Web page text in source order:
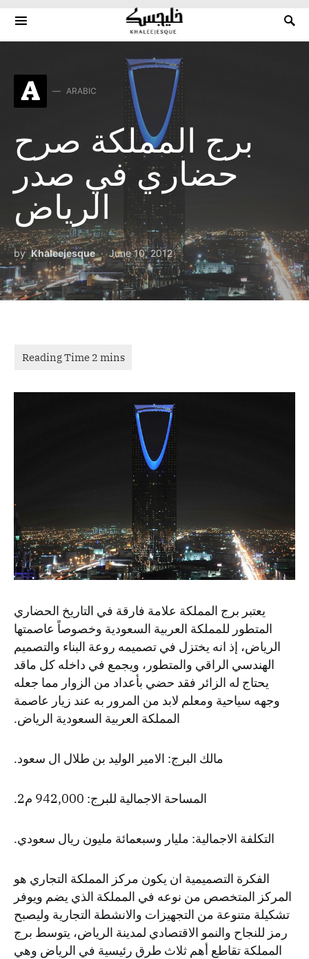
Search for:
A ARABIC
برج المملكة صرح
حضاري في صدر
الرياض
by Khaleejesque June 10, 2012
يعتبر برج المملكة علامة فارقة في التاريخ الحضاري
المتطور للمملكة العربية السعودية وخصوصاً عاصمتها
الرياض، إذ انه يختزل في تصميمه روعة البناء والتصميم
الهندسي الراقي والمتطور، ويجمع في داخله كل ماقد
يحتاج له الزائر فقد حضي بأعداد من الزوار مما جعله
وجهه سياحية ومعلم لابد من المرور به عند زيار عاصمة
المملكة العربية السعودية الرياض.
مالك البرج: الامير الوليد بن طلال ال سعود.
المساحة الاجمالية للبرج: 942,000 م2.
التكلفة الاجمالية: مليار وسبعمائة مليون ريال سعودي.
الفكرة التصميمية ان يكون مركز المملكة التجاري هو
المركز المتخصص من نوعه في المملكة الذي يضم ويوفر
تشكيلة متنوعة من التجهيزات والانشطة التجارية وليصبح
رمز للنجاح والنمو الاقتصادي لمدينة الرياض، يتوسط برج
المملكة تقاطع أهم ثلاث طرق رئيسية في الرياض وهي